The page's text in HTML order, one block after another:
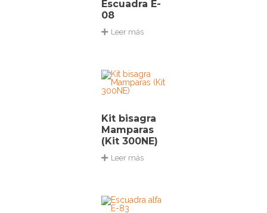
Escuadra E-
08
Leer más
Kit bisagra
Mamparas
(Kit 300NE)
Leer más